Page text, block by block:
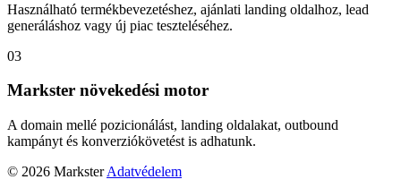
Használható termékbevezetéshez, ajánlati landing oldalhoz, lead
generáláshoz vagy új piac teszteléséhez.
03
Markster növekedési motor
A domain mellé pozicionálást, landing oldalakat, outbound
kampányt és konverziókövetést is adhatunk.
© 2026 Markster Adatvédelem